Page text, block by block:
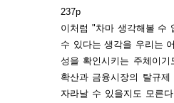
237p
이처럼 "차마 생각해볼 수
수 있다는 생각을 우리는
성을 확인시키는 주체이
확산과 금융시장의 탈규
자라날 수 있을지도 모른다.